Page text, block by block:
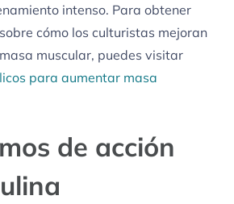
intenso. Para obtener
cómo los culturistas mejoran
muscular, puedes visitar
para aumentar masa
de acción